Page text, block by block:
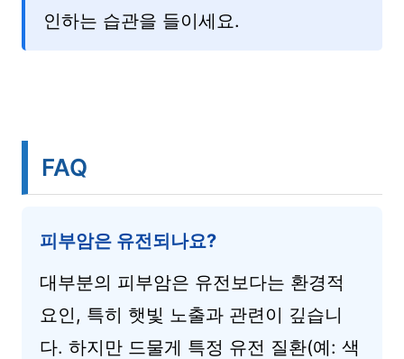
인하는 습관을 들이세요.
FAQ
피부암은 유전되나요?
대부분의 피부암은 유전보다는 환경적
요인, 특히 햇빛 노출과 관련이 깊습니
다. 하지만 드물게 특정 유전 질환(예: 색